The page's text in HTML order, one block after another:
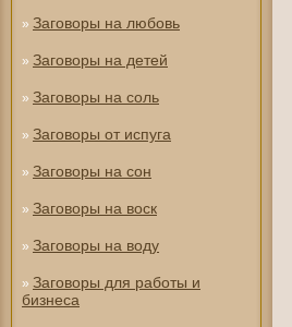
» Заговоры на любовь
» Заговоры на детей
» Заговоры на соль
» Заговоры от испуга
» Заговоры на сон
» Заговоры на воск
» Заговоры на воду
» Заговоры для работы и
бизнеса